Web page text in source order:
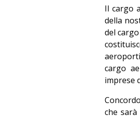
Il cargo
della
del
cargo
imprese
che